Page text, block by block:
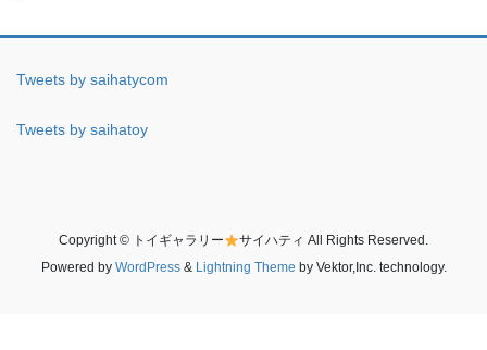
Tweets by saihatycom
Tweets by saihatoy
Copyright © トイギャラリー
サイハティ All Rights Reserved.
Powered by WordPress& Lightning Theme by Vektor,Inc. technology.